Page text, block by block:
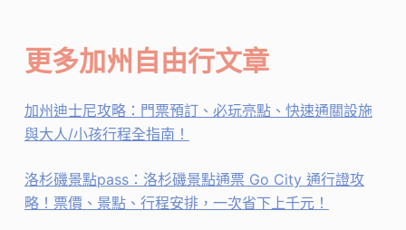
更多加州自由行文章
加州迪士尼攻略：門票預訂、必玩亮點、快速通關設施
與大人/小孩行程全指南！
洛杉磯景點pass：洛杉磯景點通票 Go City 通行證攻
略！票價、景點、行程安排，一次省下上千元！